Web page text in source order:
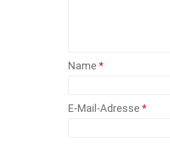
Name *
E-Mail-Adresse *